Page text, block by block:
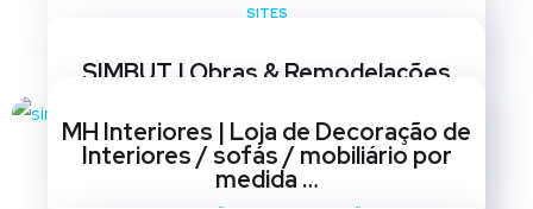
SITES
SIMBUT | Obras & Remodelações
SOCIAIS /MARKETING OPTIMIZAÇÃO SEO/ REDESIGN DE
SITES
MH Interiores | Loja de Decoração de
Interiores / sofás / mobiliário por
medida …